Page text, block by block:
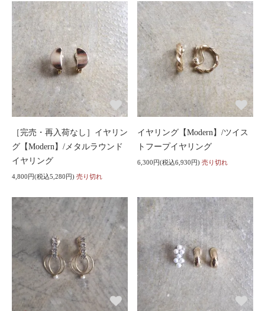
［完売・再入荷なし］イヤリン
グ【Modern】/メタルラウンド
イヤリング
4,800円(税込5,280円) 売り切れ
イヤリング【Modern】/ツイス
トフープイヤリング
6,300円(税込6,930円) 売り切れ